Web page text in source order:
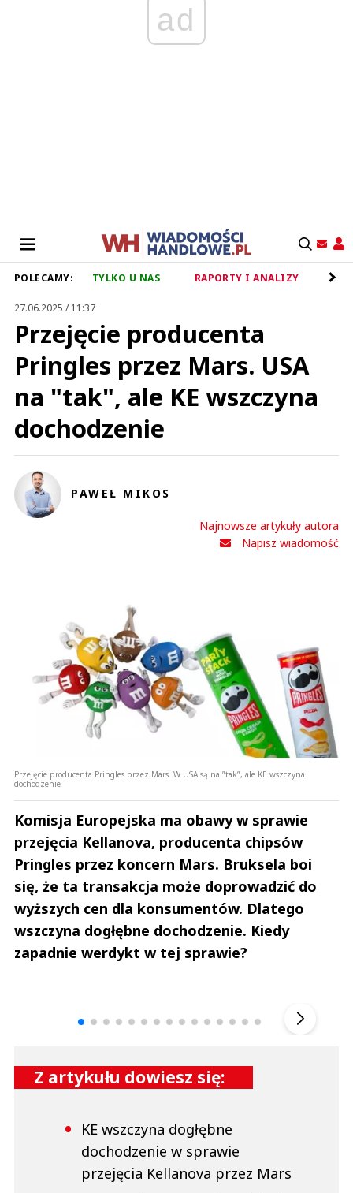
ad
POLECAMY: TYLKO U NAS RAPORTY I ANALIZY
27.06.2025 / 11:37
Przejęcie producenta
Pringles przez Mars. USA
na "tak", ale KE wszczyna
dochodzenie
PAWEŁ MIKOS
Najnowsze artykuły autora
Napisz wiadomość
Przejęcie producenta Pringles przez Mars. W USA są na ”tak”, ale KE wszczyna
dochodzenie
Komisja Europejska ma obawy w sprawie
przejęcia Kellanova, producenta chipsów
Pringles przez koncern Mars. Bruksela boi
się, że ta transakcja może doprowadzić do
wyższych cen dla konsumentów. Dlatego
wszczyna dogłębne dochodzenie. Kiedy
zapadnie werdykt w tej sprawie?
Z artykułu dowiesz się:
KE wszczyna dogłębne
dochodzenie w sprawie
przejęcia Kellanova przez Mars